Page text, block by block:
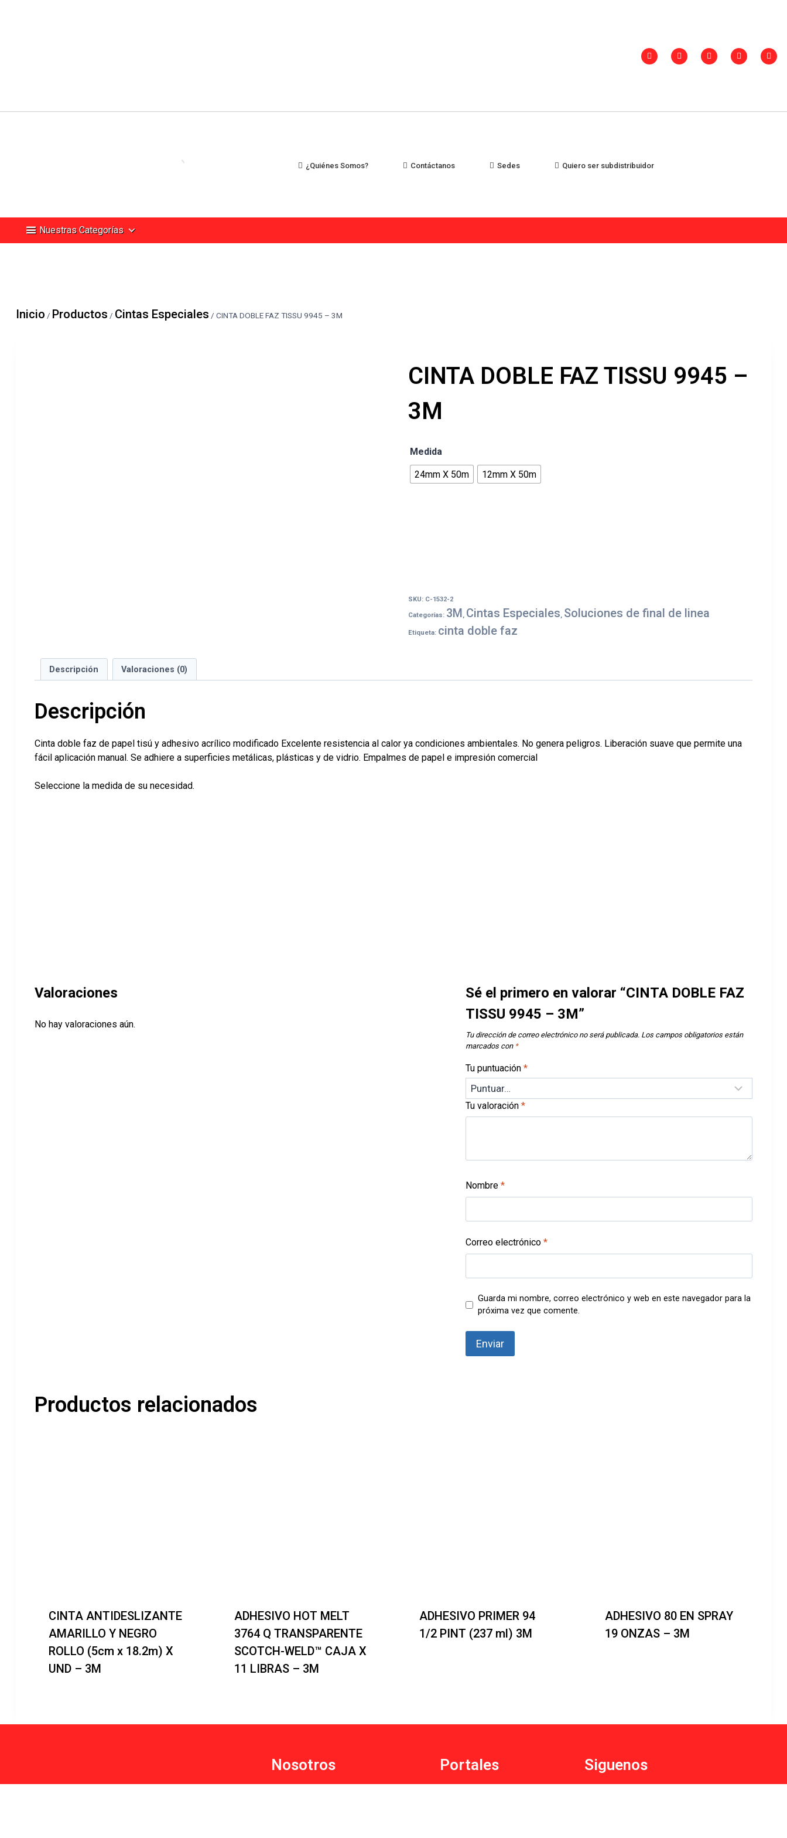
¿Quiénes Somos? Contáctanos Sedes Quiero ser subdistribuidor
Nuestras Categorías
Inicio / Productos / Cintas Especiales / CINTA DOBLE FAZ TISSU 9945 – 3M
CINTA DOBLE FAZ TISSU 9945 –
3M
Medida
24mm X 50m 12mm X 50m
SKU: C-1532-2
Categorías: 3M, Cintas Especiales, Soluciones de final de linea
Etiqueta: cinta doble faz
Descripción Valoraciones (0)
Descripción
Cinta doble faz de papel tisú y adhesivo acrílico modificado Excelente resistencia al calor ya condiciones ambientales. No genera peligros. Liberación suave que permite una
fácil aplicación manual. Se adhiere a superficies metálicas, plásticas y de vidrio. Empalmes de papel e impresión comercial
Seleccione la medida de su necesidad.
Valoraciones
No hay valoraciones aún.
Sé el primero en valorar “CINTA DOBLE FAZ
TISSU 9945 – 3M”
Tu dirección de correo electrónico no será publicada. Los campos obligatorios están
marcados con *
Tu puntuación *
Tu valoración *
Nombre *
Correo electrónico *
Guarda mi nombre, correo electrónico y web en este navegador para la
próxima vez que comente.
Productos relacionados
CINTA ANTIDESLIZANTE
AMARILLO Y NEGRO
ROLLO (5cm x 18.2m) X
UND – 3M
ADHESIVO HOT MELT
3764 Q TRANSPARENTE
SCOTCH-WELD™ CAJA X
11 LIBRAS – 3M
ADHESIVO PRIMER 94
1/2 PINT (237 ml) 3M
ADHESIVO 80 EN SPRAY
19 ONZAS – 3M
Nosotros Portales Siguenos